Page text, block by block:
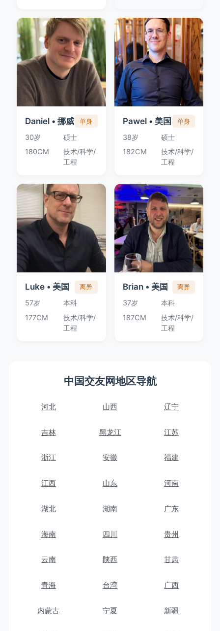
Daniel • 挪威 单身
30岁
硕士
180CM
技术/科学/
工程
Pawel • 美国 单身
38岁
硕士
182CM
技术/科学/
工程
Luke • 美国 离异
57岁
本科
177CM
技术/科学/
工程
Brian • 美国 离异
37岁
本科
187CM
技术/科学/
工程
中国交友网地区导航
河北 山西 辽宁
吉林 黑龙江 江苏
浙江 安徽 福建
江西 山东 河南
湖北 湖南 广东
海南 四川 贵州
云南 陕西 甘肃
青海 台湾 广西
内蒙古 宁夏 新疆